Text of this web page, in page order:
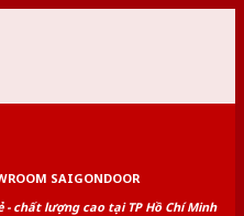
SAIGONDOOR
chất lượng cao tại TP Hồ Chí Minh